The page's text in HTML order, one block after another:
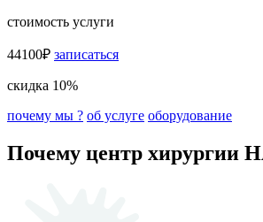
стоимость услуги
44100₽ записаться
скидка 10%
почему мы ? об услуге оборудование
Почему центр хирургии